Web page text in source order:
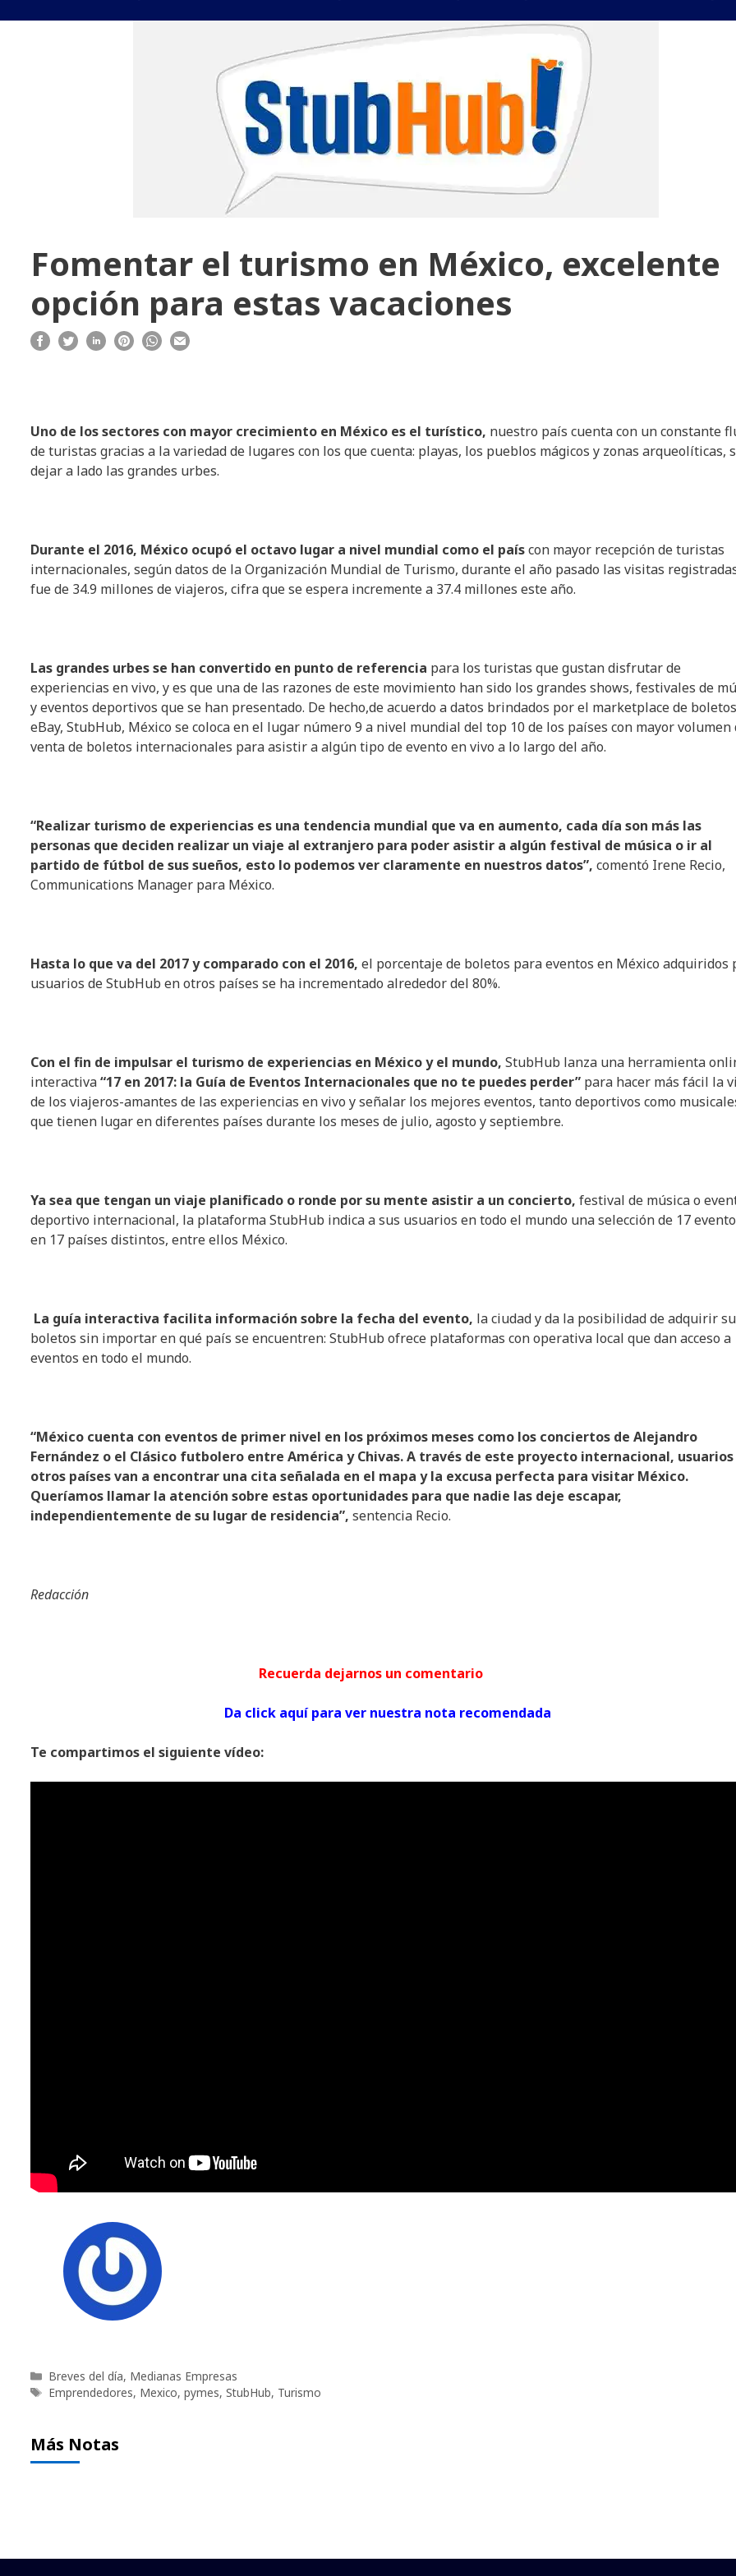
Fomentar el turismo en México, excelente
opción para estas vacaciones
Uno de los sectores con mayor crecimiento en México es el turístico, nuestro país cuenta con un constante
de turistas gracias a la variedad de lugares con los que cuenta: playas, los pueblos mágicos y zonas arqueolíticas,
dejar a lado las grandes urbes.
Durante el 2016, México ocupó el octavo lugar a nivel mundial como el paíscon mayor recepción de turistas
internacionales, según datos de la Organización Mundial de Turismo, durante el año pasado las visitas
fue de 34.9 millones de viajeros, cifra que se espera incremente a 37.4 millones este año.
Las grandes urbes se han convertido en punto de referencia para los turistas que gustan disfrutar de
experiencias en vivo, y es que una de las razones de este movimiento han sido los grandes shows, festivales de
y eventos deportivos que se han presentado. De hecho,de acuerdo a datos brindados por el marketplace de
eBay, StubHub, México se coloca en el lugar número 9 a nivel mundial del top 10 de los países con mayor volumen
venta de boletos internacionales para asistir a algún tipo de evento en vivo a lo largo del año.
“Realizar turismo de experiencias es una tendencia mundial que va en aumento, cada día son más las
personas que deciden realizar un viaje al extranjero para poder asistir a algún festival de música o ir al
partido de fútbol de sus sueños, esto lo podemos ver claramente en nuestros datos”, comentó Irene Recio,
Communications Manager para México.
Hasta lo que va del 2017 y comparado con el 2016, el porcentaje de boletos para eventos en México adquiridos
usuarios de StubHub en otros países se ha incrementado alrededor del 80%.
Con el fin de impulsar el turismo de experiencias en México y el mundo, StubHub lanza una herramienta
interactiva“17 en 2017: la Guía de Eventos Internacionales que no te puedes perder” para hacer más fácil la
de los viajeros-amantes de las experiencias en vivo y señalar los mejores eventos, tanto deportivos como
que tienen lugar en diferentes países durante los meses de julio, agosto y septiembre.
Ya sea que tengan un viaje planificado o ronde por su mente asistir a un concierto, festival de música o
deportivo internacional, la plataforma StubHub indica a sus usuarios en todo el mundo una selección de 17
en 17 países distintos, entre ellos México.
La guía interactiva facilita información sobre la fecha del evento, la ciudad y da la posibilidad de adquirir
boletos sin importar en qué país se encuentren: StubHub ofrece plataformas con operativa local que dan acceso a
eventos en todo el mundo.
“México cuenta con eventos de primer nivel en los próximos meses como los conciertos de Alejandro
Fernández o el Clásico futbolero entre América y Chivas. A través de este proyecto internacional, usuarios
otros países van a encontrar una cita señalada en el mapa y la excusa perfecta para visitar México.
Queríamos llamar la atención sobre estas oportunidades para que nadie las deje escapar,
independientemente de su lugar de residencia”, sentencia Recio.
Redacción
Recuerda dejarnos un comentario
Da click aquí para ver nuestra nota recomendada
Te compartimos el siguiente vídeo:
Categorías
Breves del día, Medianas Empresas
Etiquetas
Emprendedores, Mexico, pymes, StubHub, Turismo
Más Notas